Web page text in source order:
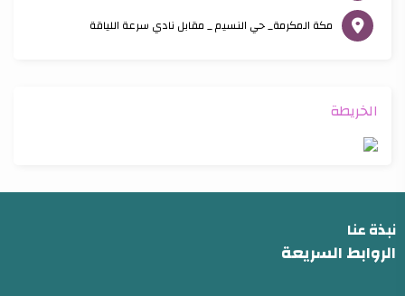
مكة المكرمة_ حي النسيم _ مقابل نادي سرعة اللياقة
الخريطة
نبذة عنا
الروابط السريعة